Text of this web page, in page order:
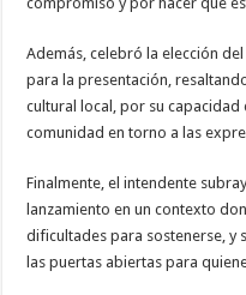
Además, celebró la elección
para la presentación,
cultural local, por su
comunidad en torno a las
Finalmente, el intendente
lanzamiento en un contexto
dificultades para sostenerse, y
las puertas abiertas para